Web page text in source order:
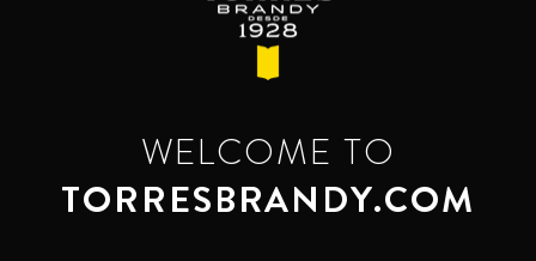
WELCOME TO
TORRESBRANDY.COM